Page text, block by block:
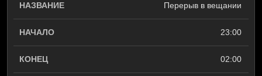
Перерыв в вещании
23:00
02:00